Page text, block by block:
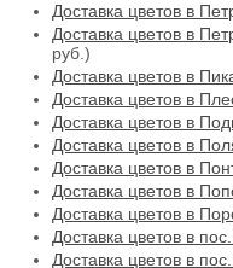
Доставка цветов в
Доставка цветов в
руб.)
Доставка цветов в
Доставка цветов в
Доставка цветов в
Доставка цветов в
Доставка цветов в
Доставка цветов в
Доставка цветов в
Доставка цветов в
Доставка цветов в